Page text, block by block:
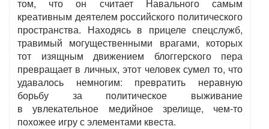
том, что он считает Навального самым
креативным деятелем российского политического
пространства. Находясь в прицеле спецслужб,
травимый могущественными врагами, которых
тот изящным движением блоггерского пера
превращает в личных, этот человек сумел то, что
удавалось немногим: превратить неравную
борьбу за политическое выживание
в увлекательное медийное зрелище, чем-то
похожее игру с элементами квеста.